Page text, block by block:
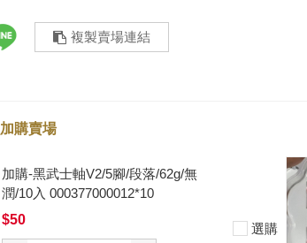
複製賣場連結
加購賣場
加購-剪刀石頭布
入000385000289